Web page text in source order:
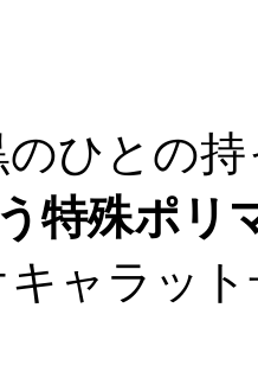
ひとの
特殊ポリ
キャラッ